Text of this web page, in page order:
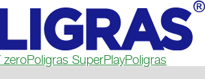
zeroPoligras SuperPlayPoligras